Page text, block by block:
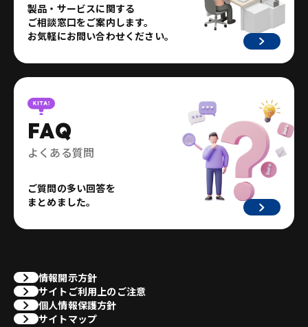
製品・サービスに関する
ご相談窓口をご案内します。
お気軽にお問い合わせください。
FAQ
よくある質問
ご質問の多い回答を
まとめました。
情報開示方針
サイトご利用上のご注意
個人情報保護方針
サイトマップ